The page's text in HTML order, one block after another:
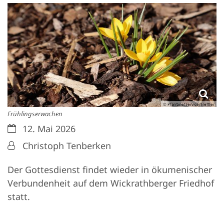
© Pfarrbriefservice/Treffler
Frühlingserwachen
Datum:12. Mai 2026
Von:Christoph Tenberken
Der Gottesdienst findet wieder in ökumenischer
Verbundenheit auf dem Wickrathberger Friedhof
statt.